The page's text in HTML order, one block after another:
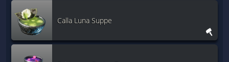
Calla Luna Suppe